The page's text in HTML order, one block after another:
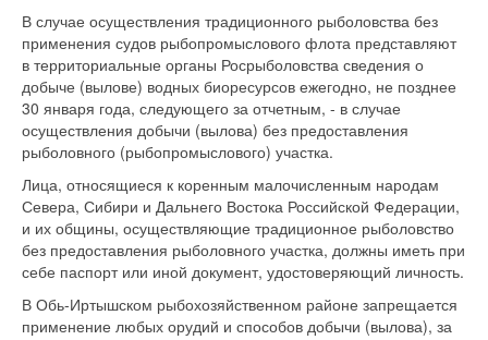
В случае осуществления традиционного рыболовства без
применения судов рыбопромыслового флота представляют
в территориальные органы Росрыболовства сведения о
добыче (вылове) водных биоресурсов ежегодно, не позднее
30 января года, следующего за отчетным, - в случае
осуществления добычи (вылова) без предоставления
рыболовного (рыбопромыслового) участка.
Лица, относящиеся к коренным малочисленным народам
Севера, Сибири и Дальнего Востока Российской Федерации,
и их общины, осуществляющие традиционное рыболовство
без предоставления рыболовного участка, должны иметь при
себе паспорт или иной документ, удостоверяющий личность.
В Обь-Иртышском рыбохозяйственном районе запрещается
применение любых орудий и способов добычи (вылова), за